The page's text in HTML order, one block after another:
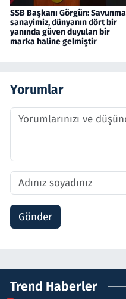
SSB Başkanı Görgün: Savunma
sanayimiz, dünyanın dört bir
yanında güven duyulan bir
marka haline gelmiştir
Yorumlar
Gönder
Trend Haberler